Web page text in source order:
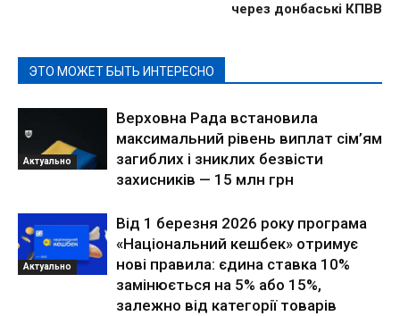
через донбаські КПВВ
ЭТО МОЖЕТ БЫТЬ ИНТЕРЕСНО
Актуально
Верховна Рада встановила
максимальний рівень виплат сім’ям
загиблих і зниклих безвісти
захисників — 15 млн грн
Актуально
Від 1 березня 2026 року програма
«Національний кешбек» отримує
нові правила: єдина ставка 10%
замінюється на 5% або 15%,
залежно від категорії товарів